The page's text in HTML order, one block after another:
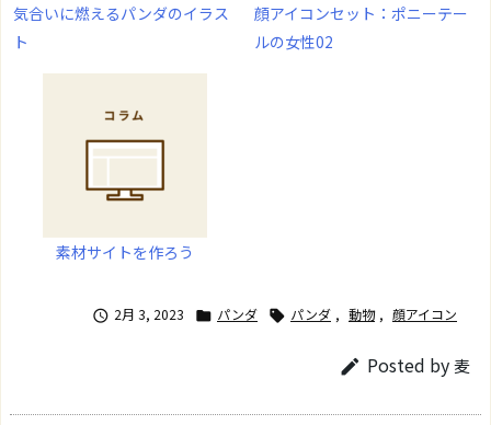
気合いに燃えるパンダのイラス
ト
顔アイコンセット：ポニーテー
ルの女性02
素材サイトを作ろう
 2月 3, 2023  パンダ  パンダ , 動物 , 顔アイコン
 Posted by麦